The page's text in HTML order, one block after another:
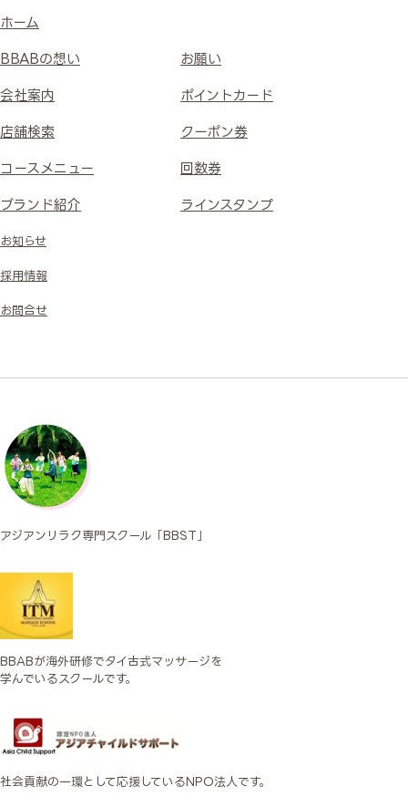
ホーム
BBABの想い
会社案内
店舗検索
コースメニュー
ブランド紹介
お願い
ポイントカード
クーポン券
回数券
ラインスタンプ
お知らせ
採用情報
お問合せ
アジアンリラク専門スクール「BBST」
BBABが海外研修でタイ古式マッサージを
学んでいるスクールです。
社会貢献の一環として応援しているNPO法人です。